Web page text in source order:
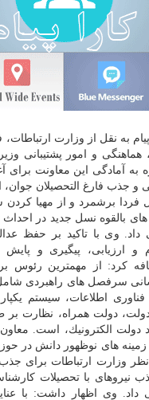
به نقل از وزارت
و امور پشتیبانی
به آمادگی این معاونت برای
و جذب فارغ التحصیلان جوان،
فردا برشمرد و از مهیا
های بالقوه نسل جدید در
داد. وی با تاكید بر حفظ
و ارزیابی، پیگیری و پایش
كرد: از مهمترین رئوس
اطلاعات، سیستم
دولت الكترونیك، است. معاون
های نوظهور دانش در
وزارت ارتباطات برای
نیروهای با تحصیلات
داد. وی اظهار داشت: با